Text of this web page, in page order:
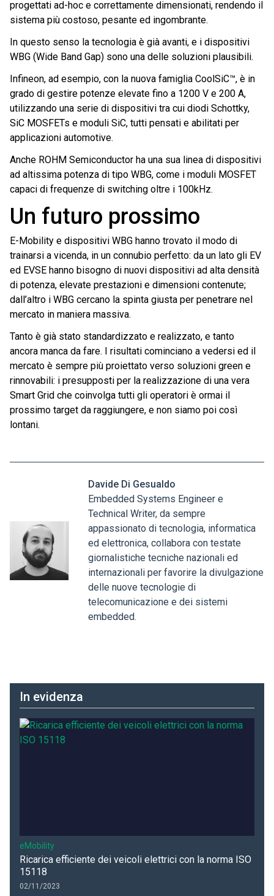
progettati ad-hoc e correttamente dimensionati, rendendo il
sistema più costoso, pesante ed ingombrante.
In questo senso la tecnologia è già avanti, e i dispositivi
WBG (Wide Band Gap) sono una delle soluzioni plausibili.
Infineon, ad esempio, con la nuova famiglia CoolSiC™, è in
grado di gestire potenze elevate fino a 1200 V e 200 A,
utilizzando una serie di dispositivi tra cui diodi Schottky,
SiC MOSFETs e moduli SiC, tutti pensati e abilitati per
applicazioni automotive.
Anche ROHM Semiconductor ha una sua linea di dispositivi
ad altissima potenza di tipo WBG, come i moduli MOSFET
capaci di frequenze di switching oltre i 100kHz.
Un futuro prossimo
E-Mobility e dispositivi WBG hanno trovato il modo di
trainarsi a vicenda, in un connubio perfetto: da un lato gli EV
ed EVSE hanno bisogno di nuovi dispositivi ad alta densità
di potenza, elevate prestazioni e dimensioni contenute;
dall’altro i WBG cercano la spinta giusta per penetrare nel
mercato in maniera massiva.
Tanto è già stato standardizzato e realizzato, e tanto
ancora manca da fare. I risultati cominciano a vedersi ed il
mercato è sempre più proiettato verso soluzioni green e
rinnovabili: i presupposti per la realizzazione di una vera
Smart Grid che coinvolga tutti gli operatori è ormai il
prossimo target da raggiungere, e non siamo poi così
lontani.
Davide Di Gesualdo
Embedded Systems Engineer e
Technical Writer, da sempre
appassionato di tecnologia, informatica
ed elettronica, collabora con testate
giornalistiche tecniche nazionali ed
internazionali per favorire la divulgazione
delle nuove tecnologie di
telecomunicazione e dei sistemi
embedded.
In evidenza
eMobility
Ricarica efficiente dei veicoli elettrici con la norma ISO
15118
02/11/2023